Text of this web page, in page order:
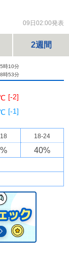
09日02:00発表
2週間
時10分
時53分
[-2]
[-1]
18-24
% 40%